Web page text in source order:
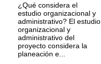
¿Qué considera el
estudio organizacional y
administrativo? El estudio
organizacional y
administrativo del
proyecto considera la
planeación e...